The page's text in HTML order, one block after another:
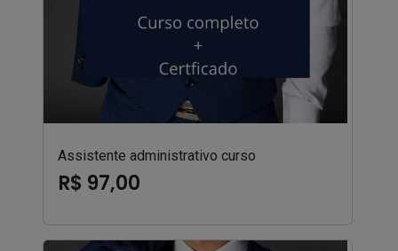
Assistente administrativo curso
R$ 97,00